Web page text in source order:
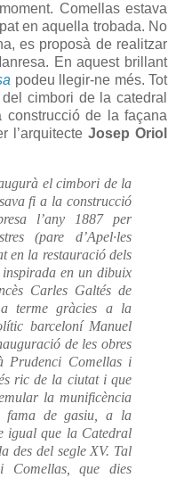
Comellas estava
en aquella trobada. No
es proposà de realitzar
En aquest brillant
podeu llegir-ne més. Tot
cimbori de la catedral
de la façana
l’arquitecte Josep Oriol
el cimbori de la
fi a la construcció
l’any 1887 per
(pare d’Apel·les
en la restauració dels
en un dibuix
Carles Galtés de
terme gràcies a la
barceloní Manuel
de les obres
Prudenci Comellas i
ric de la ciutat i que
la munificència
fama de gasiu, a la
igual que la Catedral
des del segle XV. Tal
Comellas, que dies